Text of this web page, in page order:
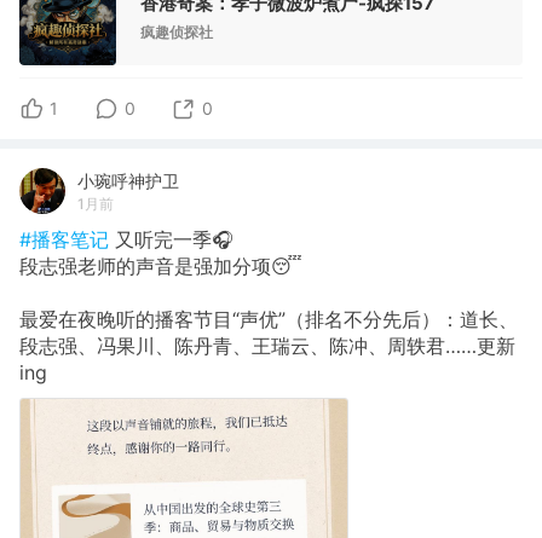
疯趣侦探社
1 0 0
小琬呼神护卫
1月前
#播客笔记 又听完一季🎧
段志强老师的声音是强加分项😴
最爱在夜晚听的播客节目“声优”（排名不分先后）：道长、
段志强、冯果川、陈丹青、王瑞云、陈冲、周轶君……更新
ing